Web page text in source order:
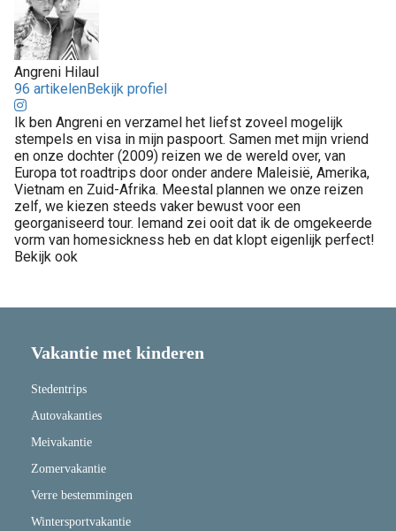
Angreni Hilaul
96 artikelenBekijk profiel
Ik ben Angreni en verzamel het liefst zoveel mogelijk
stempels en visa in mijn paspoort. Samen met mijn vriend
en onze dochter (2009) reizen we de wereld over, van
Europa tot roadtrips door onder andere Maleisië, Amerika,
Vietnam en Zuid-Afrika. Meestal plannen we onze reizen
zelf, we kiezen steeds vaker bewust voor een
georganiseerd tour. Iemand zei ooit dat ik de omgekeerde
vorm van homesickness heb en dat klopt eigenlijk perfect!
Bekijk ook
Vakantie met kinderen
Stedentrips
Autovakanties
Meivakantie
Zomervakantie
Verre bestemmingen
Wintersportvakantie